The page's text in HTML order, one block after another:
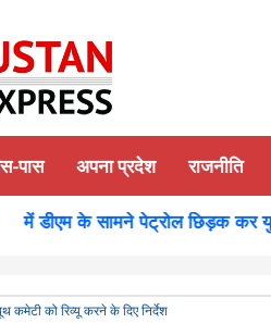
पास अपना प्रदेश राजनीति
डीएम के सामने पेट्रोल छिड़क कर युवक
कमेटी को रिव्यू करने के दिए निर्देश